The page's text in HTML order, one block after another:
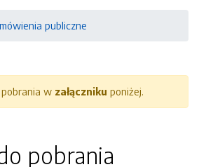
publiczne
pobrania w załączniku poniżej.
pobrania